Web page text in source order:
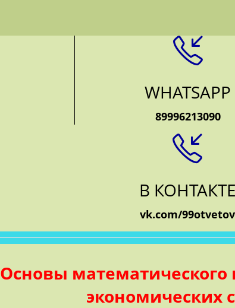
WHATSAPP
89996213090
В КОНТАКТЕ
vk.com/99otvetov
Основы
экономических